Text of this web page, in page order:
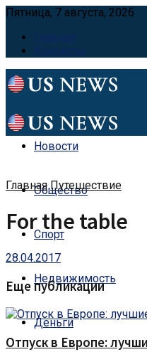
Пятница, 7 августа, 2026
Главная
Контакты
Новости
Общество
Спорт
Недвижимость
Деньги
Главная Путешествие
For the table
28.04.2017
Еще публикации
Отпуск в Европе: